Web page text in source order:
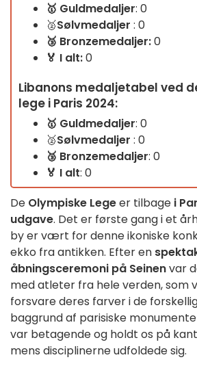
🥇 Guldmedaljer: 0
🥈Sølvmedaljer : 0
🥉 Bronzemedaljer:0
🏅 I alt:0
Libanons medaljetabel ved
lege i Paris 2024:
🥇 Guldmedaljer: 0
🥈Sølvmedaljer : 0
🥉 Bronzemedaljer: 0
🏅 I alt: 0
De Olympiske Legeer tilbage i
udgave. Det er første gang i et
by er vært for denne ikoniske
ekko fra antikken. Efter en
åbningsceremoni på Seinenvar
med atleter fra hele verden, som
forsvare deres farver i de
baggrund af parisiske
var betagende og holdt os på
mens disciplinerne udfoldede sig.